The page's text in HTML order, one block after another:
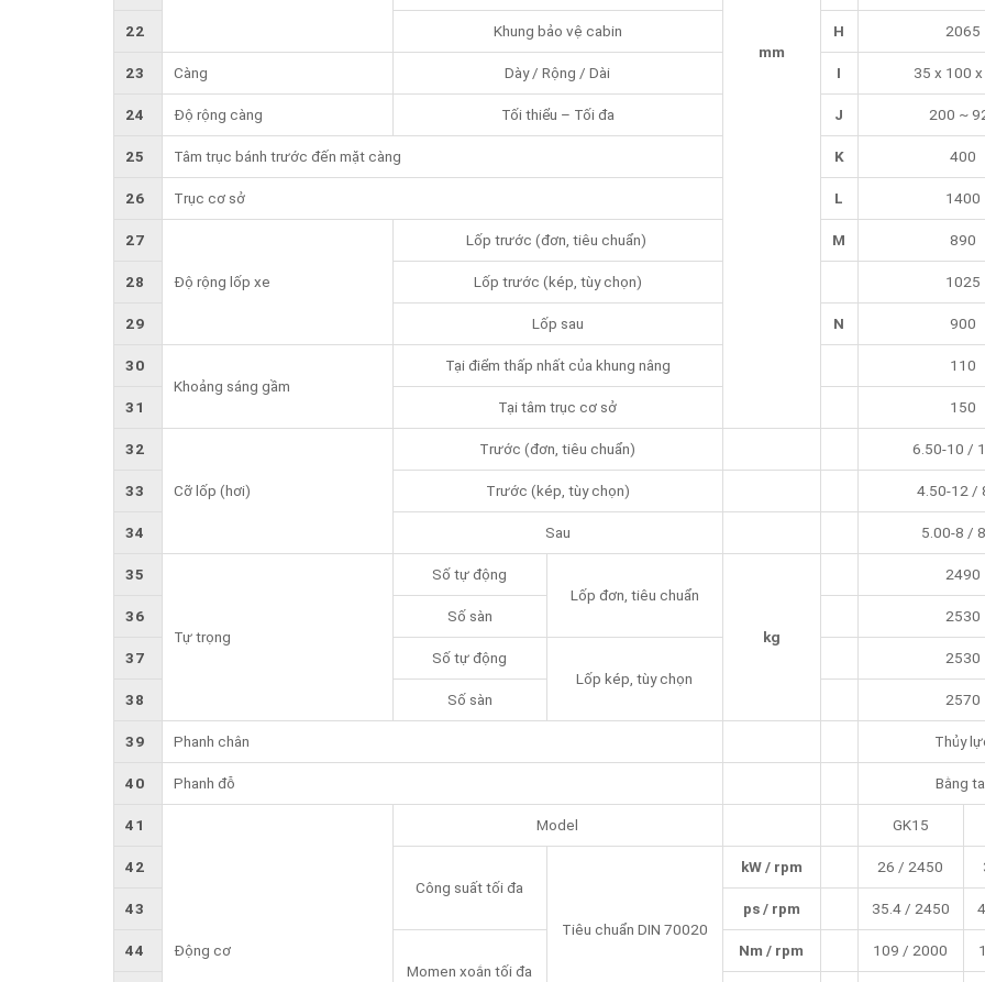
mm
22 Khung bảo vệ cabin H 2065
23 Càng Dày / Rộng / Dài I 35 x 100
24 Độ rộng càng Tối thiểu – Tối đa J 200 ~
25 Tâm trục bánh trước đến mặt càng K 400
26 Trục cơ sở L 1400
27
Độ rộng lốp xe
Lốp trước (đơn, tiêu chuẩn) M 890
28 Lốp trước (kép, tùy chọn) 1025
29 Lốp sau N 900
30
Khoảng sáng gầm
Tại điểm thấp nhất của khung nâng 110
31 Tại tâm trục cơ sở 150
32
Cỡ lốp (hơi)
Trước (đơn, tiêu chuẩn) 6.50-10 /
33 Trước (kép, tùy chọn) 4.50-12 /
34 Sau 5.00-8 /
35
Tự trọng
Số tự động
Lốp đơn, tiêu chuẩn
kg
2490
36 Số sàn 2530
37
Số tự động
Lốp kép, tùy chọn
2530
38 Số sàn 2570
39 Phanh chân Thủy
40 Phanh đỗ Bằng
41
Động cơ
Model GK15
42
Công suất tối đa
Tiêu chuẩn DIN 70020
kW / rpm 26 / 2450
43 ps / rpm 35.4 / 2450
44
Momen xoắn tối đa
Nm / rpm 109 / 2000